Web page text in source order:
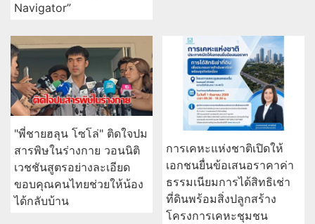
Navigator”
"พี่ชายฮลุน โซโล่" ติดใจปม
สารพิษในร่างกาย วอนนิติ
เวชชันสูตรอย่างละเอียด
ขอบคุณคนไทยช่วยให้น้อง
ได้กลับบ้าน
การเคหะแห่งชาติเปิดให้
เอกชนยื่นข้อเสนอราคาค่า
ธรรมเนียมการได้สิทธิเช่า
ที่ดินพร้อมสิ่งปลูกสร้าง
โครงการเคหะชุมชน